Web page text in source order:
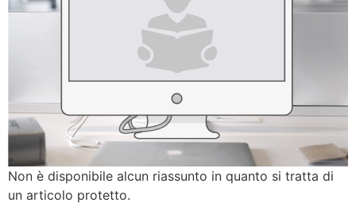
Non è disponibile alcun riassunto in quanto si tratta di
un articolo protetto.